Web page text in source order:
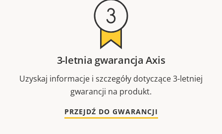
3-letnia gwarancja Axis
Uzyskaj informacje i szczegóły dotyczące 3-letniej
gwarancji na produkt.
PRZEJDŹ DO GWARANCJI